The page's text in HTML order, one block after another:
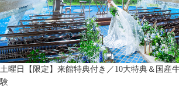
土曜日【限定】来館特典付き／10大特典＆国産
験